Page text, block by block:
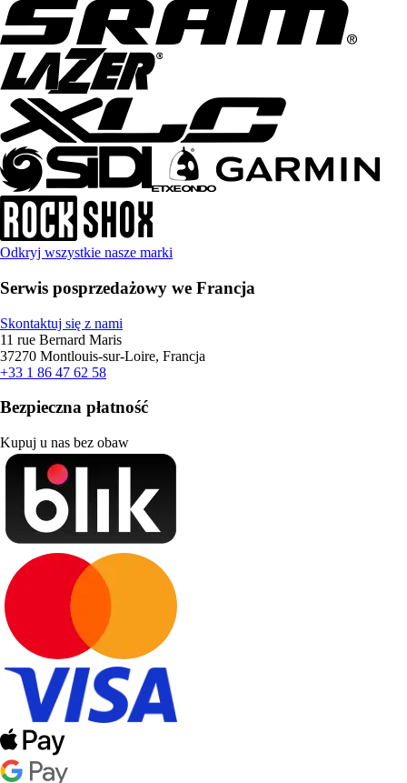
Odkryj wszystkie nasze marki
Serwis posprzedażowy we Francja
Skontaktuj się z nami
11 rue Bernard Maris
37270 Montlouis-sur-Loire, Francja
+33 1 86 47 62 58
Bezpieczna płatność
Kupuj u nas bez obaw